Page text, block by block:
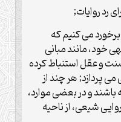
می کنیم که
خود، مانند مبانی
سنت و عقل استنباط کرده
پردازد; هر چند از
باشند و در بعضی موارد،
شیعی، از ناحیه